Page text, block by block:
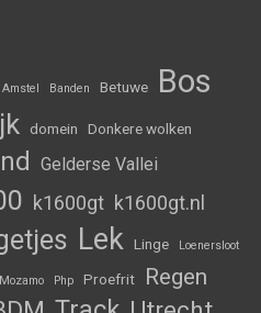
Amstel Banden Betuwe Bos
domein Donkere wolken
Gelderse Vallei
k1600gt k1600gt.nl
Lek Linge Loenersloot
Mozamo Php Proefrit Regen